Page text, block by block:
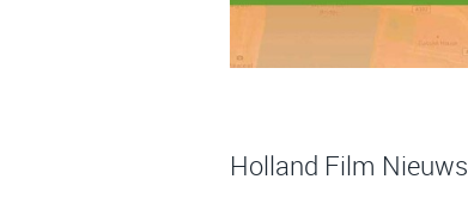
Holland Film Nieuws